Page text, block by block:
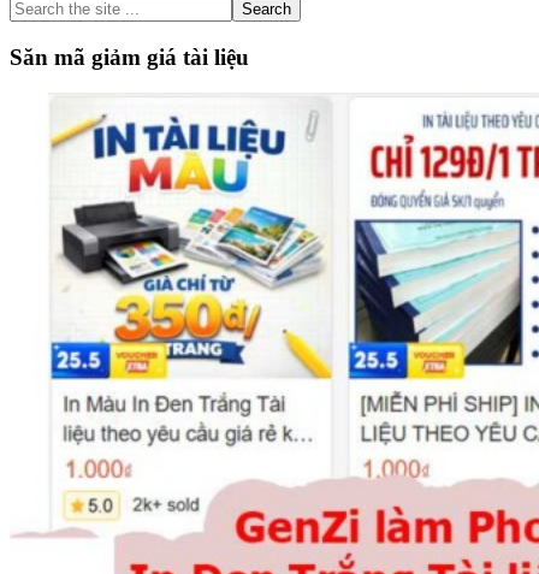
Search
the
site
...
Săn mã giảm giá tài liệu